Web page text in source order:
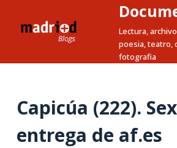
t
Lectura,
poesia, teatro,
fotografia
Capicúa (222).
entrega de af.es